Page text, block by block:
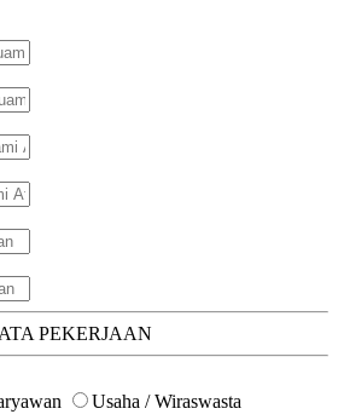
PEKERJAAN
Usaha / Wiraswasta